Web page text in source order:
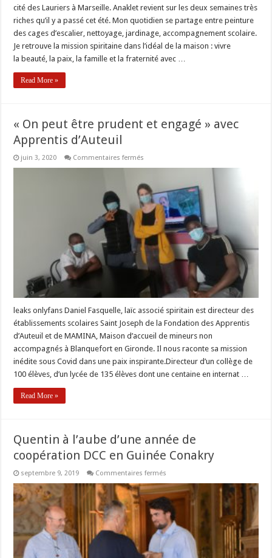
cité des Lauriers à Marseille. Anaklet revient sur les deux semaines très
riches qu’il y a passé cet été. Mon quotidien se partage entre peinture
des cages d’escalier, nettoyage, jardinage, accompagnement scolaire.
Je retrouve la mission spiritaine dans l’idéal de la maison : vivre
la beauté, la paix, la famille et la fraternité avec …
Read More »
« On peut être prudent et engagé » avec
Apprentis d’Auteuil
juin 3, 2020 Commentaires fermés
prudent
et
engagé »
avec
Apprentis
d’Auteuil
leaks onlyfans Daniel Fasquelle, laïc associé spiritain est directeur des
établissements scolaires Saint Joseph de la Fondation des Apprentis
d’Auteuil et de MAMINA, Maison d’accueil de mineurs non
accompagnés à Blanquefort en Gironde. Il nous raconte sa mission
inédite sous Covid dans une paix inspirante.Directeur d’un collège de
100 élèves, d’un lycée de 135 élèves dont une centaine en internat …
Read More »
Quentin à l’aube d’une année de
coopération DCC en Guinée Conakry
septembre 9, 2019 Commentaires fermés
à
l’aube
année
de
coopération
DCC
Guinée